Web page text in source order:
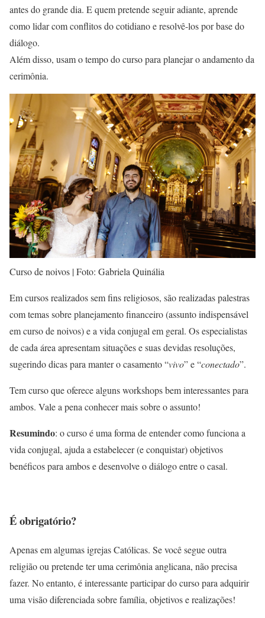
antes do grande dia. E quem pretende seguir adiante, aprende
como lidar com conflitos do cotidiano e resolvê-los por base do
diálogo.
Além disso, usam o tempo do curso para planejar o andamento da
cerimônia.
Curso de noivos | Foto: Gabriela Quinália
Em cursos realizados sem fins religiosos, são realizadas palestras
com temas sobre planejamento financeiro (assunto indispensável
em curso de noivos) e a vida conjugal em geral. Os especialistas
de cada área apresentam situações e suas devidas resoluções,
sugerindo dicas para manter o casamento “vivo” e “conectado”.
Tem curso que oferece alguns workshops bem interessantes para
ambos. Vale a pena conhecer mais sobre o assunto!
Resumindo: o curso é uma forma de entender como funciona a
vida conjugal, ajuda a estabelecer (e conquistar) objetivos
benéficos para ambos e desenvolve o diálogo entre o casal.
É obrigatório?
Apenas em algumas igrejas Católicas. Se você segue outra
religião ou pretende ter uma cerimônia anglicana, não precisa
fazer. No entanto, é interessante participar do curso para adquirir
uma visão diferenciada sobre família, objetivos e realizações!